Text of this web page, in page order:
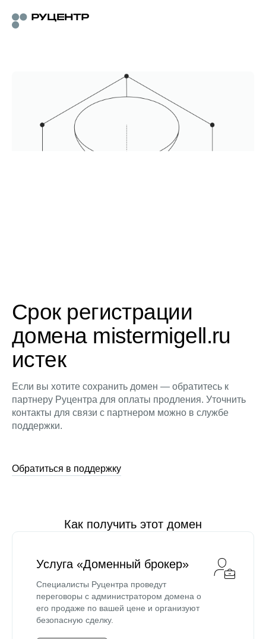
Срок регистрации
домена mistermigell.ru
истек
Если вы хотите сохранить домен — обратитесь к
партнеру Руцентра для оплаты продления. Уточнить
контакты для связи с партнером можно в службе
поддержки.
Обратиться в поддержку
Как получить этот домен
Услуга «Доменный брокер»
Специалисты Руцентра проведут
переговоры с администратором домена о
его продаже по вашей цене и организуют
безопасную сделку.